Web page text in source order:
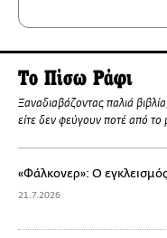
To Πίσω Ράφι
Ξαναδιαβάζοντας παλιά
είτε δεν φεύγουν ποτέ από το
«Φάλκονερ»: Ο
21.7.2026